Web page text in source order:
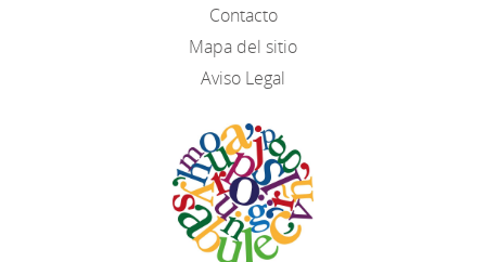
Contacto
Mapa del sitio
Aviso Legal